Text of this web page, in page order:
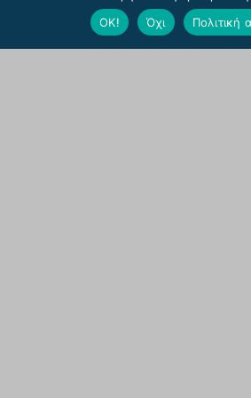
ΟΚ!
Όχι Πολιτική